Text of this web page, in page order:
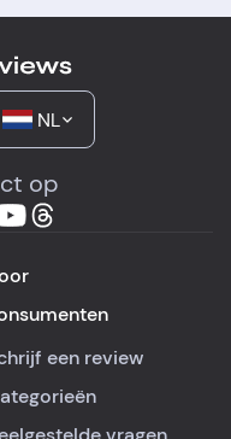
NL
op
een review